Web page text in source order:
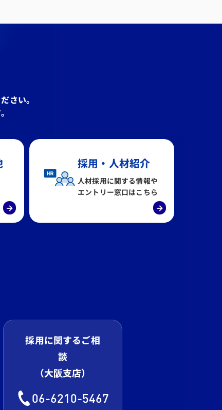
さい。
→
採用・人材紹介
人材採用に関する情報や
エントリー窓口はこちら
→
採用に関するご相
談
（大阪支店）
06-6210-5467